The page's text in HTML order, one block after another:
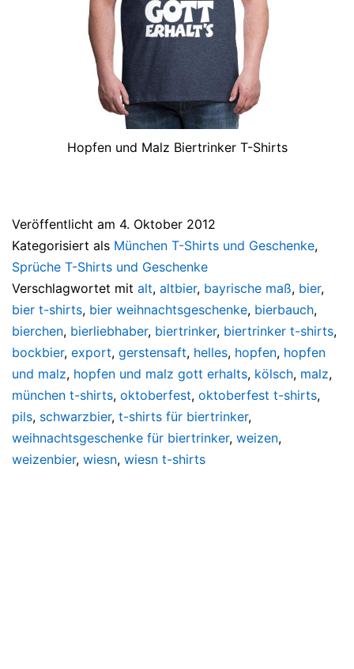
Hopfen und Malz Biertrinker T-Shirts
Veröffentlicht am 4. Oktober 2012
Kategorisiert als München T-Shirts und Geschenke,
Sprüche T-Shirts und Geschenke
Verschlagwortet mit alt, altbier, bayrische maß, bier,
bier t-shirts, bier weihnachtsgeschenke, bierbauch,
bierchen, bierliebhaber, biertrinker, biertrinker t-shirts,
bockbier, export, gerstensaft, helles, hopfen, hopfen
und malz, hopfen und malz gott erhalts, kölsch, malz,
münchen t-shirts, oktoberfest, oktoberfest t-shirts,
pils, schwarzbier, t-shirts für biertrinker,
weihnachtsgeschenke für biertrinker, weizen,
weizenbier, wiesn, wiesn t-shirts